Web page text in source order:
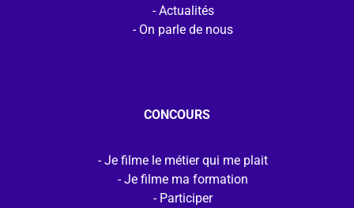
Actualités
On parle de nous
CONCOURS
Je filme le métier qui me plait
Je filme ma formation
Participer